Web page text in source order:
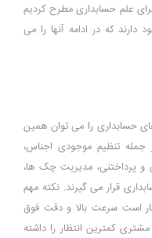
علم حسابداری مطرح کردیم
که در ادامه آنها را می
حسابداری را می توان همین
جمله تنظیم موجودی اجناس،
و پرداختنی، مدیریت چک ها،
قرار می گیرند. نکته مهم
است سرعت بالا و دقت فوق
کمترین انتظار را داشته